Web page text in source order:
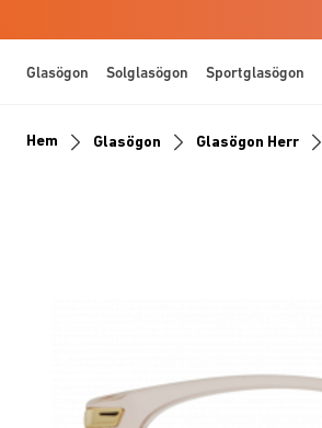
Glasögon Solglasögon Sportglasögon
Hem Glasögon Glasögon Herr